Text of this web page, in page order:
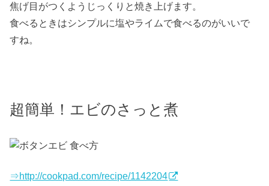
焦げ目がつくようじっくりと焼き上げます。
食べるときはシンプルに塩やライムで食べるのがいいで
すね。
超簡単！エビのさっと煮
⇒http://cookpad.com/recipe/1142204